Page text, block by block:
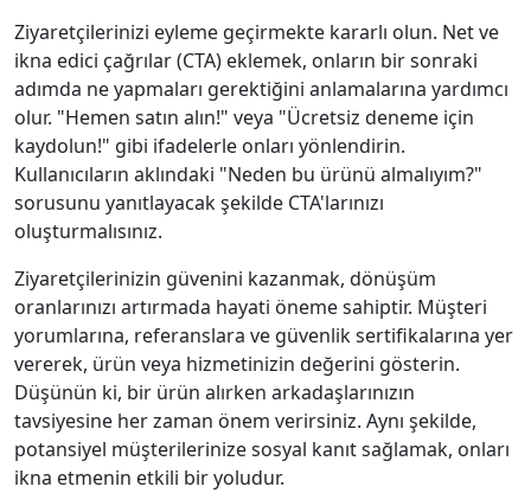
Ziyaretçilerinizi eyleme geçirmekte kararlı olun. Net ve
ikna edici çağrılar (CTA) eklemek, onların bir sonraki
adımda ne yapmaları gerektiğini anlamalarına yardımcı
olur. "Hemen satın alın!" veya "Ücretsiz deneme için
kaydolun!" gibi ifadelerle onları yönlendirin.
Kullanıcıların aklındaki "Neden bu ürünü almalıyım?"
sorusunu yanıtlayacak şekilde CTA'larınızı
oluşturmalısınız.
Ziyaretçilerinizin güvenini kazanmak, dönüşüm
oranlarınızı artırmada hayati öneme sahiptir. Müşteri
yorumlarına, referanslara ve güvenlik sertifikalarına yer
vererek, ürün veya hizmetinizin değerini gösterin.
Düşünün ki, bir ürün alırken arkadaşlarınızın
tavsiyesine her zaman önem verirsiniz. Aynı şekilde,
potansiyel müşterilerinize sosyal kanıt sağlamak, onları
ikna etmenin etkili bir yoludur.